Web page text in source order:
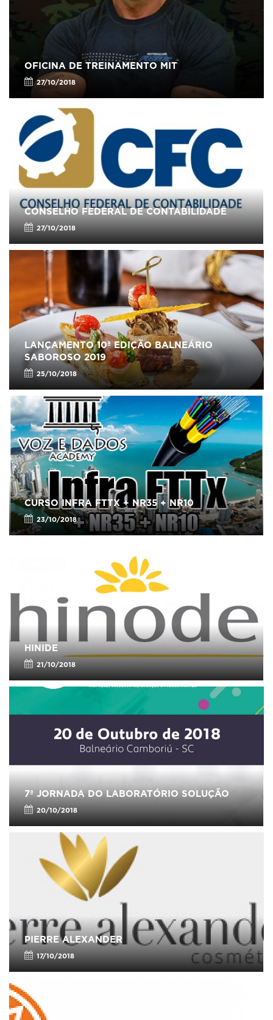
OFICINA DE TREINAMENTO MIT
27/10/2018
CONSELHO FEDERAL DE CONTABILIDADE
27/10/2018
LANÇAMENTO 10ª EDIÇÃO BALNEÁRIO
SABOROSO 2019
25/10/2018
CURSO INFRA FTTX + NR35 + NR10
23/10/2018
HINIDE
21/10/2018
7ª JORNADA DO LABORATÓRIO SOLUÇÃO
20/10/2018
PIERRE ALEXANDER
17/10/2018